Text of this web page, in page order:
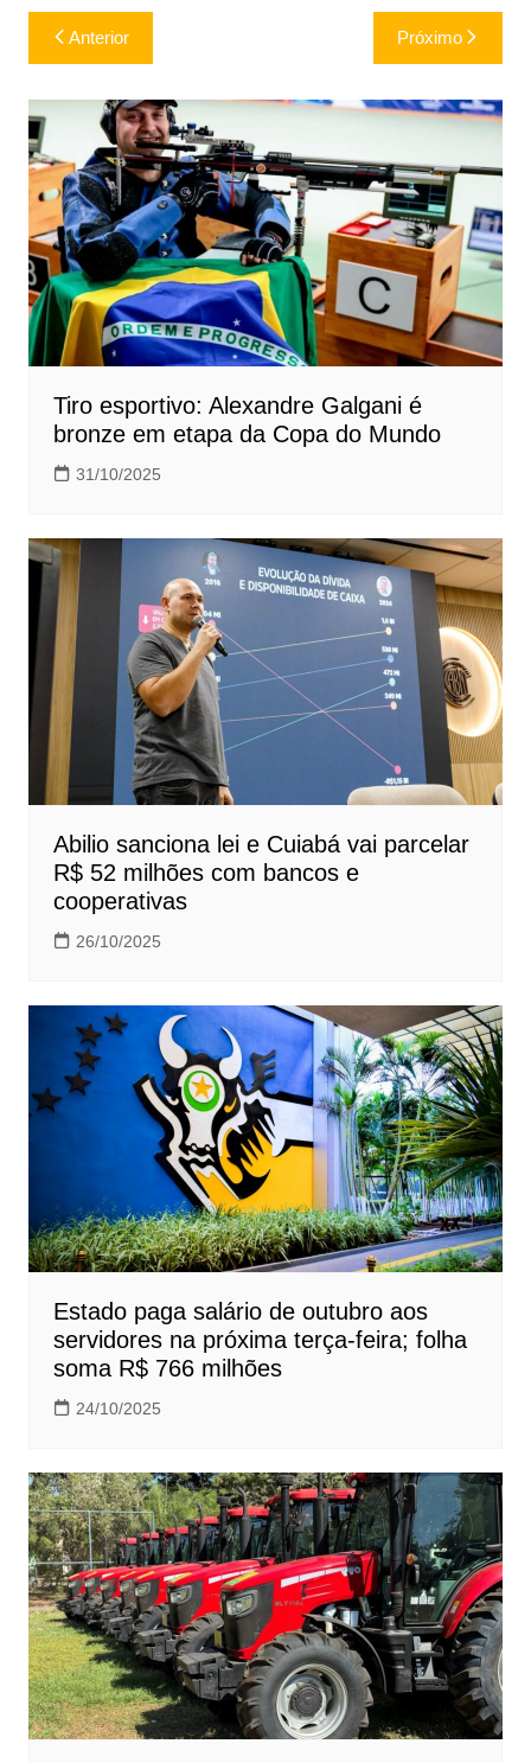
Navegação
de
Post
Anterior Próximo
Tiro esportivo: Alexandre Galgani é
bronze em etapa da Copa do Mundo
31/10/2025
Abilio sanciona lei e Cuiabá vai parcelar
R$ 52 milhões com bancos e
cooperativas
26/10/2025
Estado paga salário de outubro aos
servidores na próxima terça-feira; folha
soma R$ 766 milhões
24/10/2025